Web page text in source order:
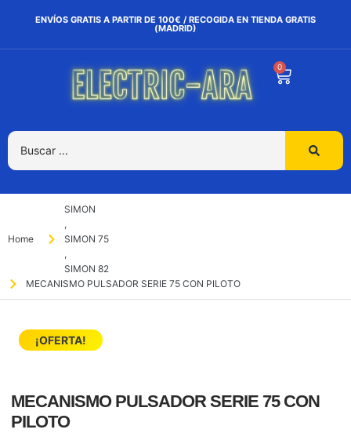
ENVÍOS GRATIS A PARTIR DE 100€ / RECOGIDA EN TIENDA GRATIS
(MADRID)
0
Home
SIMON
,
SIMON 75
,
SIMON 82
MECANISMO PULSADOR SERIE 75 CON PILOTO
¡OFERTA!
MECANISMO PULSADOR SERIE 75 CON
PILOTO